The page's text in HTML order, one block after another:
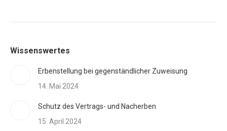
Wissenswertes
Erbenstellung bei gegenständlicher Zuweisung
14. Mai 2024
Schutz des Vertrags- und Nacherben
15. April 2024